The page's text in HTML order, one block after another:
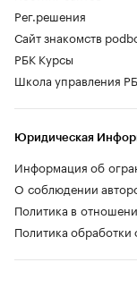
Рег.решения
Сайт знакомств
РБК Курсы
Школа управления
Юридическая
Информация об
О соблюдении
Политика в
Политика